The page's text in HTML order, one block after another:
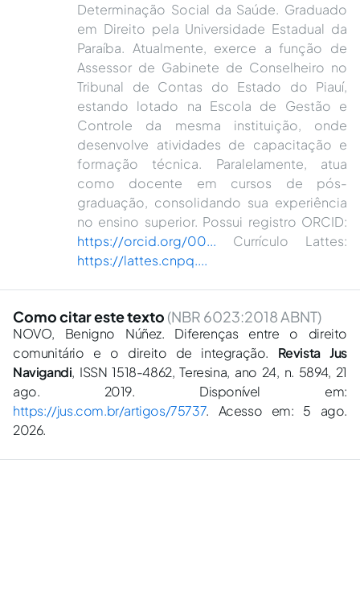
Determinação Social da Saúde. Graduado
em Direito pela Universidade Estadual da
Paraíba. Atualmente, exerce a função de
Assessor de Gabinete de Conselheiro no
Tribunal de Contas do Estado do Piauí,
estando lotado na Escola de Gestão e
Controle da mesma instituição, onde
desenvolve atividades de capacitação e
formação técnica. Paralelamente, atua
como docente em cursos de pós-
graduação, consolidando sua experiência
no ensino superior. Possui registro ORCID:
https://orcid.org/00... Currículo Lattes:
https://lattes.cnpq....
Como citar este texto (NBR 6023:2018 ABNT)
NOVO, Benigno Núñez. Diferenças entre o direito
comunitário e o direito de integração. Revista Jus
Navigandi, ISSN 1518-4862, Teresina, ano 24, n. 5894, 21
ago. 2019. Disponível em:
https://jus.com.br/artigos/75737. Acesso em: 5 ago.
2026.